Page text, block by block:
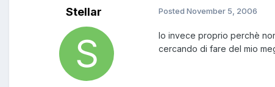
Stellar Posted November 5, 2006
Io invece proprio perchè
cercando di fare del mio